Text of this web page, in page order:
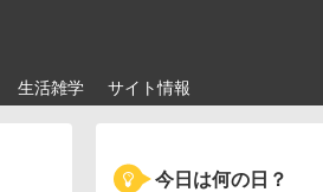
生活雑学 サイト情報
今日は何の日？